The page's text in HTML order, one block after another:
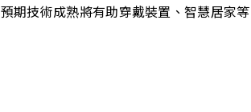
預期技術成熟將有助穿戴裝置、智慧居家